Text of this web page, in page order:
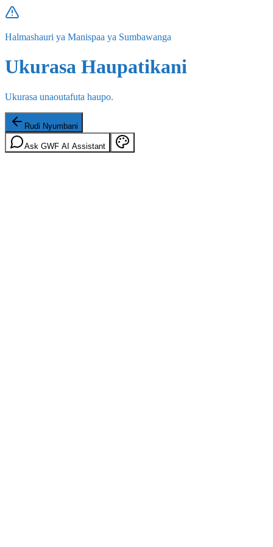
Halmashauri ya Manispaa ya Sumbawanga
Ukurasa Haupatikani
Ukurasa unaoutafuta haupo.
Rudi Nyumbani
Ask GWF AI Assistant